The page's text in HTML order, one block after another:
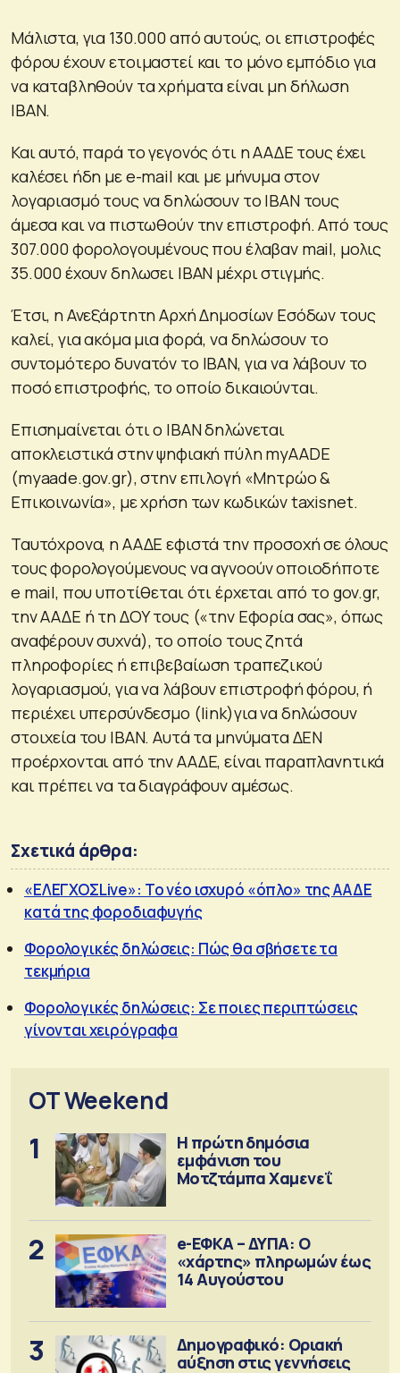
Μάλιστα, για 130.000 από αυτούς, οι επιστροφές
φόρου έχουν ετοιμαστεί και το μόνο εμπόδιο για
να καταβληθούν τα χρήματα είναι μη δήλωση
ΙΒΑΝ.
Και αυτό, παρά το γεγονός ότι η ΑΑΔΕ τους έχει
καλέσει ήδη με e-mail και με μήνυμα στον
λογαριασμό τους να δηλώσουν το ΙΒΑΝ τους
άμεσα και να πιστωθούν την επιστροφή. Από τους
307.000 φορολογουμένους που έλαβαν mail, μολις
35.000 έχουν δηλωσει ΙΒΑΝ μέχρι στιγμής.
Έτσι, η Ανεξάρτητη Αρχή Δημοσίων Εσόδων τους
καλεί, για ακόμα μια φορά, να δηλώσουν το
συντομότερο δυνατόν το ΙΒΑΝ, για να λάβουν το
ποσό επιστροφής, το οποίο δικαιούνται.
Επισημαίνεται ότι ο ΙΒΑΝ δηλώνεται
αποκλειστικά στην ψηφιακή πύλη myAADE
(myaade.gov.gr), στην επιλογή «Μητρώο &
Επικοινωνία», με χρήση των κωδικών taxisnet.
Ταυτόχρονα, η ΑΑΔΕ εφιστά την προσοχή σε όλους
τους φορολογούμενους να αγνοούν οποιοδήποτε
e mail, που υποτίθεται ότι έρχεται από το gov.gr,
την ΑΑΔΕ ή τη ΔΟΥ τους («την Εφορία σας», όπως
αναφέρουν συχνά), το οποίο τους ζητά
πληροφορίες ή επιβεβαίωση τραπεζικού
λογαριασμού, για να λάβουν επιστροφή φόρου, ή
περιέχει υπερσύνδεσμο (link)για να δηλώσουν
στοιχεία του ΙΒΑΝ. Αυτά τα μηνύματα ΔΕΝ
προέρχονται από την ΑΑΔΕ, είναι παραπλανητικά
και πρέπει να τα διαγράφουν αμέσως.
Σχετικά άρθρα:
«ΕΛΕΓΧΟΣLive»: Το νέο ισχυρό «όπλο» της ΑΑΔΕ
κατά της φοροδιαφυγής
Φορολογικές δηλώσεις: Πώς θα σβήσετε τα
τεκμήρια
Φορολογικές δηλώσεις: Σε ποιες περιπτώσεις
γίνονται χειρόγραφα
OT Weekend
1
Η πρώτη δημόσια
εμφάνιση του
Μοτζτάμπα Χαμενεΐ
2
e-ΕΦΚΑ – ΔΥΠΑ: Ο
«χάρτης» πληρωμών έως
14 Αυγούστου
3
Δημογραφικό: Οριακή
αύξηση στις γεννήσεις